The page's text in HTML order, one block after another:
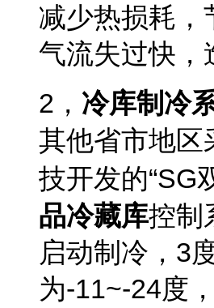
减少热损耗，
气流失过快，
2 ， 冷库制冷
其他省市地区
技开发的“SG
品冷藏库控制
启动制冷，3
为-11~-24度